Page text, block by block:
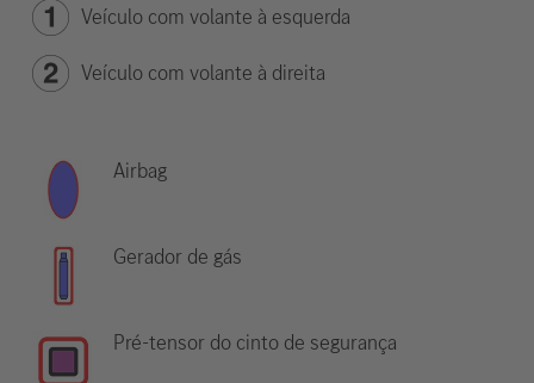
Veículo com volante à esquerda
Veículo com volante à direita
Airbag
Gerador de gás
Pré-tensor do cinto de segurança